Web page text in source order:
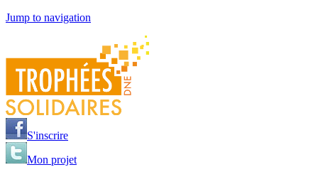
Jump to navigation
S'inscrire
Mon projet